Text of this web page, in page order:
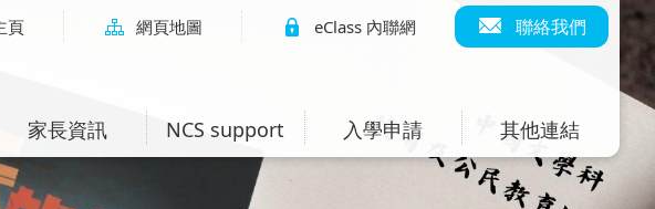
聯絡我們
頁 網頁地圖 eClass 內聯網
家長資訊 NCS support 入學申請 其他連結